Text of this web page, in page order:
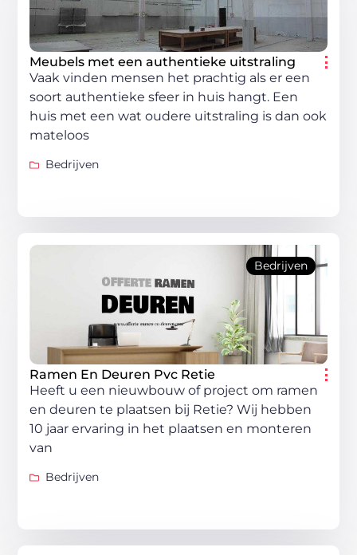
Meubels met een authentieke uitstraling
Vaak vinden mensen het prachtig als er een
soort authentieke sfeer in huis hangt. Een
huis met een wat oudere uitstraling is dan ook
mateloos
Bedrijven
Bedrijven
Ramen En Deuren Pvc Retie
Heeft u een nieuwbouw of project om ramen
en deuren te plaatsen bij Retie? Wij hebben
10 jaar ervaring in het plaatsen en monteren
van
Bedrijven